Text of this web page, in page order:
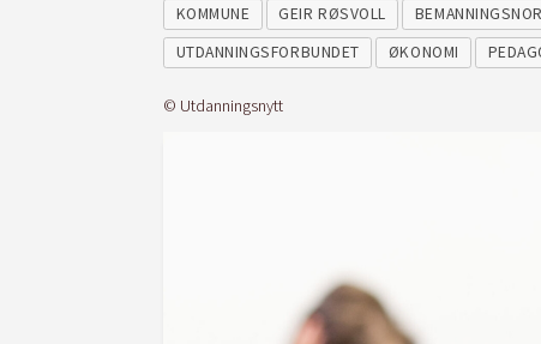
KOMMUNE GEIR RØSVOLL
UTDANNINGSFORBUNDET
ØKONOMI
© Utdanningsnytt